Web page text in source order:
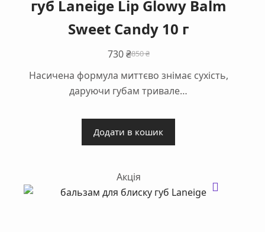
губ Laneige Lip Glowy Balm
Sweet Candy 10 г
850₴
Оригінальна
ціна:
850 ₴.
730₴
Поточна
ціна:
730 ₴.
Насичена формула миттєво знімає сухість,
даруючи губам тривале…
Додати в кошик
Акція